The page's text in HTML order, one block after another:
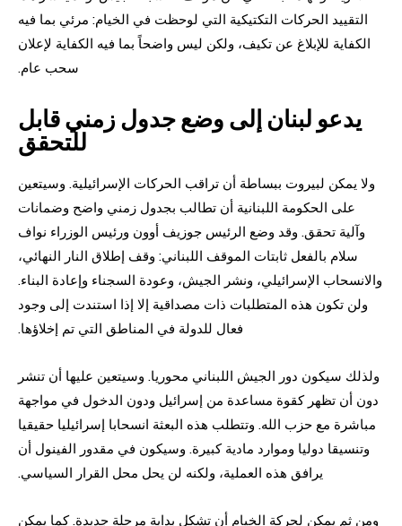
التقييد الحركات التكتيكية التي لوحظت في الخيام: مرئي بما فيه
الكفاية للإبلاغ عن تكيف، ولكن ليس واضحاً بما فيه الكفاية لإعلان
سحب عام.
يدعو لبنان إلى وضع جدول زمني قابل
للتحقق
ولا يمكن لبيروت ببساطة أن تراقب الحركات الإسرائيلية. وسيتعين
على الحكومة اللبنانية أن تطالب بجدول زمني واضح وضمانات
وآلية تحقق. وقد وضع الرئيس جوزيف أوون ورئيس الوزراء نواف
سلام بالفعل ثابتات الموقف اللبناني: وقف إطلاق النار النهائي،
والانسحاب الإسرائيلي، ونشر الجيش، وعودة السجناء وإعادة البناء.
ولن تكون هذه المتطلبات ذات مصداقية إلا إذا استندت إلى وجود
فعال للدولة في المناطق التي تم إخلاؤها.
ولذلك سيكون دور الجيش اللبناني محوريا. وسيتعين عليها أن تنشر
دون أن تظهر كقوة مساعدة من إسرائيل ودون الدخول في مواجهة
مباشرة مع حزب الله. وتتطلب هذه البعثة انسحابا إسرائيليا حقيقيا
وتنسيقا دوليا وموارد مادية كبيرة. وسيكون في مقدور الفينول أن
يرافق هذه العملية، ولكنه لن يحل محل القرار السياسي.
ومن ثم يمكن لحركة الخيام أن تشكل بداية مرحلة جديدة. كما يمكن